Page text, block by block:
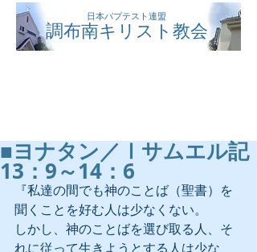
日本バプテスト連盟
調布南キリスト教会
■ヨナタン／Ⅰサムエル記
13：9～14：6
『私達の間でも神のことば（聖書）を
聞くことを好む人は少なくない。
しかし、神のことばを選び取る人、そ
れに従って生きようとする人は少な